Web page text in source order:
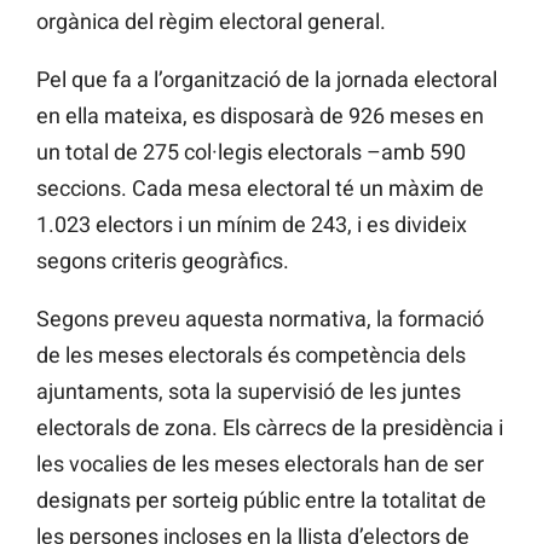
orgànica del règim electoral general.
Pel que fa a l’organització de la jornada electoral
en ella mateixa, es disposarà de 926 meses en
un total de 275 col·legis electorals –amb 590
seccions. Cada mesa electoral té un màxim de
1.023 electors i un mínim de 243, i es divideix
segons criteris geogràfics.
Segons preveu aquesta normativa, la formació
de les meses electorals és competència dels
ajuntaments, sota la supervisió de les juntes
electorals de zona. Els càrrecs de la presidència i
les vocalies de les meses electorals han de ser
designats per sorteig públic entre la totalitat de
les persones incloses en la llista d’electors de